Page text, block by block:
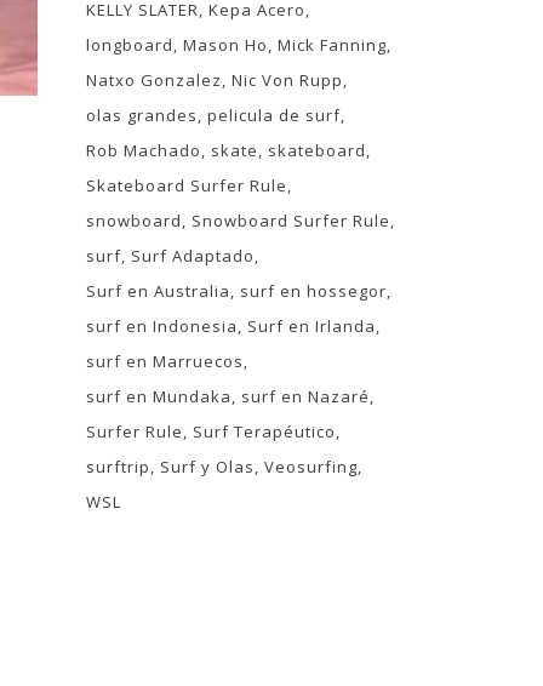
KELLY SLATER Kepa Acero
longboard Mason Ho Mick Fanning
Natxo Gonzalez Nic Von Rupp
olas grandes pelicula de surf
Rob Machado
skate
skateboard
Skateboard Surfer Rule
snowboard
Snowboard Surfer Rule
surf Surf Adaptado
Surf en Australia
surf en hossegor
surf en Indonesia
Surf en Irlanda
surf en Marruecos
surf en Mundaka
surf en Nazaré
Surfer Rule
Surf Terapéutico
surftrip
Surf y Olas Veosurfing
WSL